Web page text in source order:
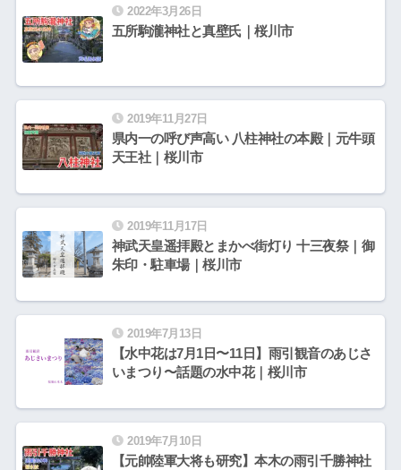
2022年3月26日
五所駒瀧神社と真壁氏｜桜川市
2019年11月27日
県内一の呼び声高い 八柱神社の本殿｜元牛頭
天王社｜桜川市
2019年11月17日
神武天皇遥拝殿とまかべ街灯り 十三夜祭｜御
朱印・駐車場｜桜川市
2019年7月13日
【水中花は7月1日〜11日】雨引観音のあじさ
いまつり〜話題の水中花｜桜川市
2019年7月10日
【元帥陸軍大将も研究】本木の雨引千勝神社